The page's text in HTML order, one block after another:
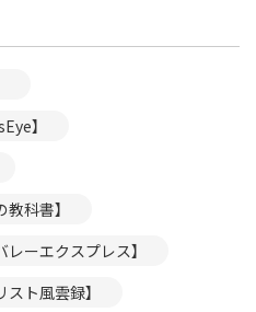
】
科書】
ーエクスプレス】
ト風雲録】